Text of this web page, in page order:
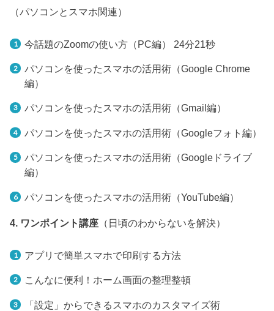
（パソコンとスマホ関連）
今話題のZoomの使い方（PC編） 24分21秒
パソコンを使ったスマホの活用術（Google Chrome
編）
パソコンを使ったスマホの活用術（Gmail編）
パソコンを使ったスマホの活用術（Googleフォト編）
パソコンを使ったスマホの活用術（Googleドライブ
編）
パソコンを使ったスマホの活用術（YouTube編）
4. ワンポイント講座 （日頃のわからないを解決）
アプリで簡単スマホで印刷する方法
こんなに便利！ ホーム画面の整理整頓
「設定」からできる スマホのカスタマイズ術